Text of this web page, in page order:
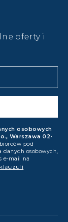
oferty i
osobowych
Warszawa 02-
pod
osobowych,
e-mail na